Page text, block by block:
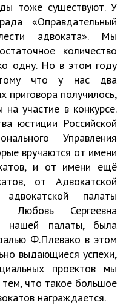
тоже существуют. У
«Оправдательный
адвоката». Мы
количество
одну. Но в этом году
что у нас два
приговора получилось,
участие в конкурсе.
юстиции Российской
Управления
вручаются от имени
и от имени ещё
от Адвокатской
палаты
Любовь Сергеевна
нашей палаты, была
Ф.Плевако в этом
выдающиеся успехи,
проектов мы
что такое большое
награждается.